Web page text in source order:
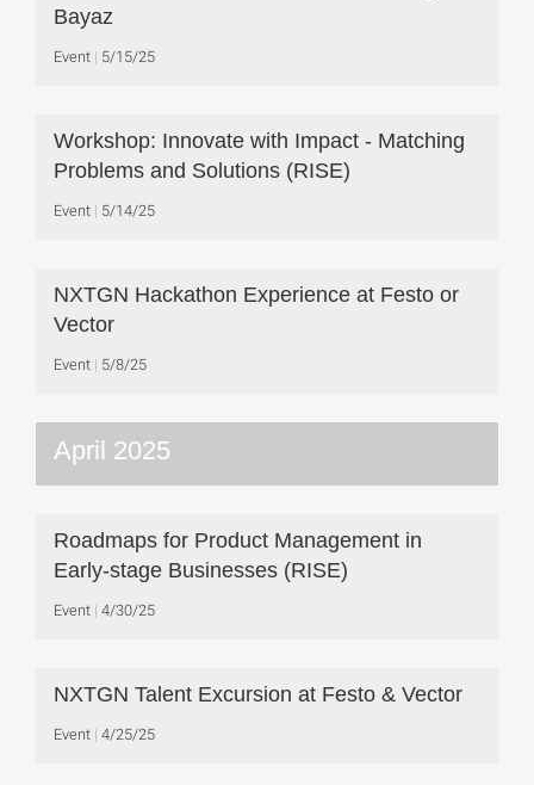
Bayaz
Event 5/15/25
Workshop: Innovate with Impact - Matching
Problems and Solutions (RISE)
Event 5/14/25
NXTGN Hackathon Experience at Festo or
Vector
Event 5/8/25
April 2025
Roadmaps for Product Management in
Early-stage Businesses (RISE)
Event 4/30/25
NXTGN Talent Excursion at Festo & Vector
Event 4/25/25